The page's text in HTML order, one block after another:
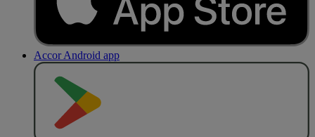
Accor Android app